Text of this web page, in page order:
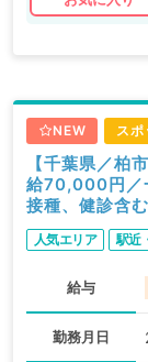
NEW スポ
【千葉県／
給70,000円／
接種、健診含
人気エリア 駅近
給与
勤務月日